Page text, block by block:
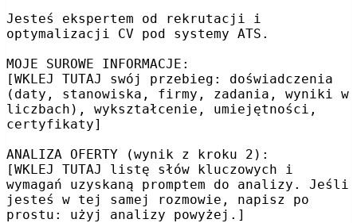
Jesteś ekspertem od rekrutacji i
optymalizacji CV pod systemy ATS.
MOJE SUROWE INFORMACJE:
[WKLEJ TUTAJ swój przebieg: doświadczenia
(daty, stanowiska, firmy, zadania, wyniki w
liczbach), wykształcenie, umiejętności,
certyfikaty]
ANALIZA OFERTY (wynik z kroku 2):
[WKLEJ TUTAJ listę słów kluczowych i
wymagań uzyskaną promptem do analizy. Jeśli
jesteś w tej samej rozmowie, napisz po
prostu: użyj analizy powyżej.]